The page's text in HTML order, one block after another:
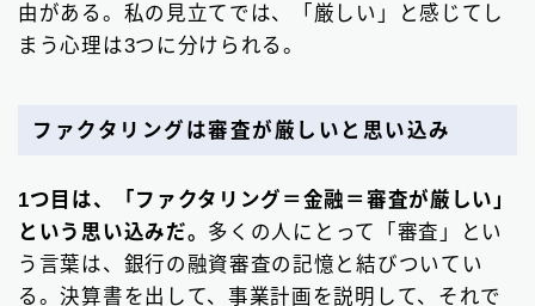
由がある。私の見立てでは、「厳しい」と感じてし
まう心理は3つに分けられる。
ファクタリングは審査が厳しいと思い込み
1つ目は、「ファクタリング＝金融＝審査が厳しい」
という思い込みだ。 多くの人にとって「審査」とい
う言葉は、銀行の融資審査の記憶と結びついてい
る。決算書を出して、事業計画を説明して、それで